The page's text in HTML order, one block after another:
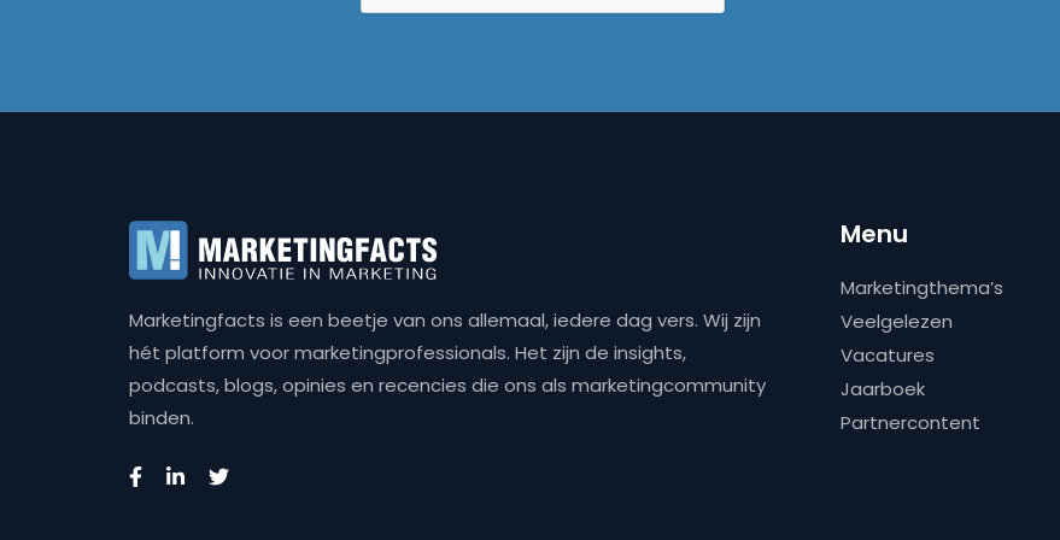
Marketingfacts is een beetje van ons allemaal, iedere dag vers. Wij zijn
hét platform voor marketingprofessionals. Het zijn de insights,
podcasts, blogs, opinies en recencies die ons als marketingcommunity
binden.
Menu
Marketingthema’s
Veelgelezen
Vacatures
Jaarboek
Partnercontent